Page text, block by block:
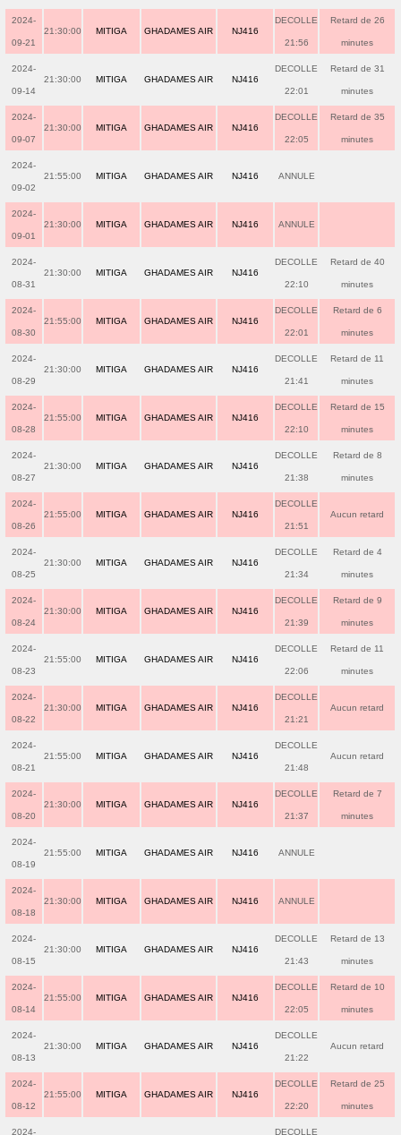
2024-
09-21
21:30:00 MITIGA GHADAMES AIR NJ416
DECOLLE
21:56
Retard de 26
minutes
2024-
09-14
21:30:00 MITIGA GHADAMES AIR NJ416
DECOLLE
22:01
Retard de 31
minutes
2024-
09-07
21:30:00 MITIGA GHADAMES AIR NJ416
DECOLLE
22:05
Retard de 35
minutes
2024-
09-02
21:55:00 MITIGA GHADAMES AIR NJ416 ANNULE
2024-
09-01
21:30:00 MITIGA GHADAMES AIR NJ416 ANNULE
2024-
08-31
21:30:00 MITIGA GHADAMES AIR NJ416
DECOLLE
22:10
Retard de 40
minutes
2024-
08-30
21:55:00 MITIGA GHADAMES AIR NJ416
DECOLLE
22:01
Retard de 6
minutes
2024-
08-29
21:30:00 MITIGA GHADAMES AIR NJ416
DECOLLE
21:41
Retard de 11
minutes
2024-
08-28
21:55:00 MITIGA GHADAMES AIR NJ416
DECOLLE
22:10
Retard de 15
minutes
2024-
08-27
21:30:00 MITIGA GHADAMES AIR NJ416
DECOLLE
21:38
Retard de 8
minutes
2024-
08-26
21:55:00 MITIGA GHADAMES AIR NJ416
DECOLLE
21:51
Aucun retard
2024-
08-25
21:30:00 MITIGA GHADAMES AIR NJ416
DECOLLE
21:34
Retard de 4
minutes
2024-
08-24
21:30:00 MITIGA GHADAMES AIR NJ416
DECOLLE
21:39
Retard de 9
minutes
2024-
08-23
21:55:00 MITIGA GHADAMES AIR NJ416
DECOLLE
22:06
Retard de 11
minutes
2024-
08-22
21:30:00 MITIGA GHADAMES AIR NJ416
DECOLLE
21:21
Aucun retard
2024-
08-21
21:55:00 MITIGA GHADAMES AIR NJ416
DECOLLE
21:48
Aucun retard
2024-
08-20
21:30:00 MITIGA GHADAMES AIR NJ416
DECOLLE
21:37
Retard de 7
minutes
2024-
08-19
21:55:00 MITIGA GHADAMES AIR NJ416 ANNULE
2024-
08-18
21:30:00 MITIGA GHADAMES AIR NJ416 ANNULE
2024-
08-15
21:30:00 MITIGA GHADAMES AIR NJ416
DECOLLE
21:43
Retard de 13
minutes
2024-
08-14
21:55:00 MITIGA GHADAMES AIR NJ416
DECOLLE
22:05
Retard de 10
minutes
2024-
08-13
21:30:00 MITIGA GHADAMES AIR NJ416
DECOLLE
21:22
Aucun retard
2024-
08-12
21:55:00 MITIGA GHADAMES AIR NJ416
DECOLLE
22:20
Retard de 25
minutes
2024- DECOLLE